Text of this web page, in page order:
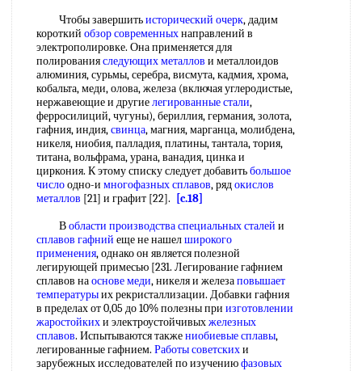
Чтобы завершитьисторический очерк, дадим
короткий обзор современныхнаправлений в
электрополировке. Она применяется для
полированияследующих металлов и металлоидов
алюминия, сурьмы, серебра, висмута, кадмия, хрома,
кобальта, меди, олова, железа (включая углеродистые,
нержавеющие и другиелегированные стали,
ферросилиций, чугуны), бериллия, германия, золота,
гафния, индия,свинца, магния, марганца, молибдена,
никеля, ниобия, палладия, платины, тантала, тория,
титана, вольфрама, урана, ванадия, цинка и
циркония. К этому списку следует добавитьбольшое
числоодно-и многофазных сплавов, рядокислов
металлов [21] и графит [22].
[c.18]
Вобласти производстваспециальных сталей и
сплавов гафний еще не нашелширокого
применения, однако он является полезной
легирующей примесью [231. Легирование гафнием
сплавов наоснове меди, никеля и железаповышает
температурыих рекристаллизации. Добавки гафния
в пределах от 0,05 до 10% полезны при изготовлении
жаростойкихи электроустойчивыхжелезных
сплавов. Испытываются такжениобиевые сплавы,
легированные гафнием. Работы советскихи
зарубежных исследователей по изучениюфазовых